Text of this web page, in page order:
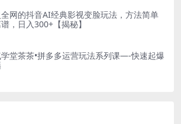
网的抖音AI经典影视变脸玩法，方法简单
，日入300+【揭秘】
堂茶茶•拼多多运营玩法系列课—-快速起爆